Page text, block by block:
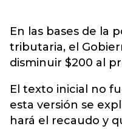
En las bases de la
tributaria, el
disminuir $200 al
El texto inicial no
esta versión se
hará el recaudo y